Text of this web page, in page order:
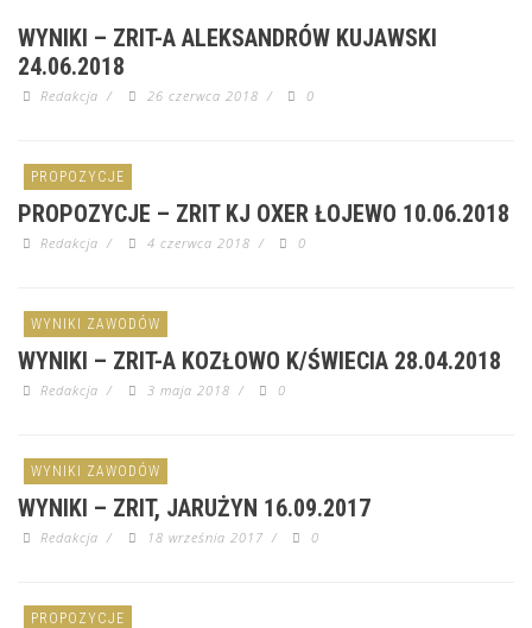
WYNIKI – ZRIT-A ALEKSANDRÓW KUJAWSKI
24.06.2018
Redakcja / 26 czerwca 2018 / 0
PROPOZYCJE
PROPOZYCJE – ZRIT KJ OXER ŁOJEWO 10.06.2018
Redakcja / 4 czerwca 2018 / 0
WYNIKI ZAWODÓW
WYNIKI – ZRIT-A KOZŁOWO K/ŚWIECIA 28.04.2018
Redakcja / 3 maja 2018 / 0
WYNIKI ZAWODÓW
WYNIKI – ZRIT, JARUŻYN 16.09.2017
Redakcja / 18 września 2017 / 0
PROPOZYCJE